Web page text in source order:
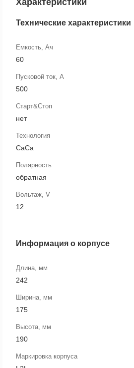
Технические характеристики
Емкость, Ач
60
Пусковой ток, А
500
Старт&Стоп
нет
Технология
CaCa
Полярность
обратная
Вольтаж, V
12
Информация о корпусе
Длина, мм
242
Ширина, мм
175
Высота, мм
190
Маркировка корпуса